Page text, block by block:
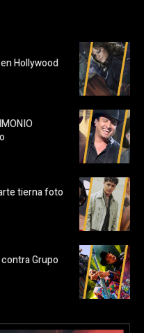
Hollywood
tierna foto
Grupo